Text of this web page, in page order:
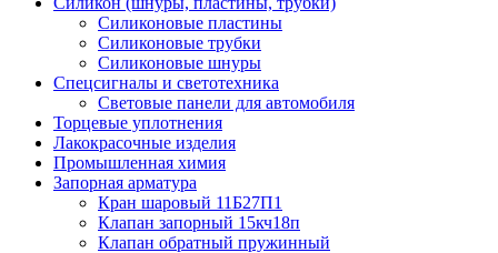
Силиконовые пластины
Силиконовые трубки
Силиконовые шнуры
Спецсигналы и светотехника
Световые панели для автомобиля
Торцевые уплотнения
Лакокрасочные изделия
Промышленная химия
Запорная арматура
Кран шаровый 11Б27П1
Клапан запорный 15кч18п
Клапан обратный пружинный